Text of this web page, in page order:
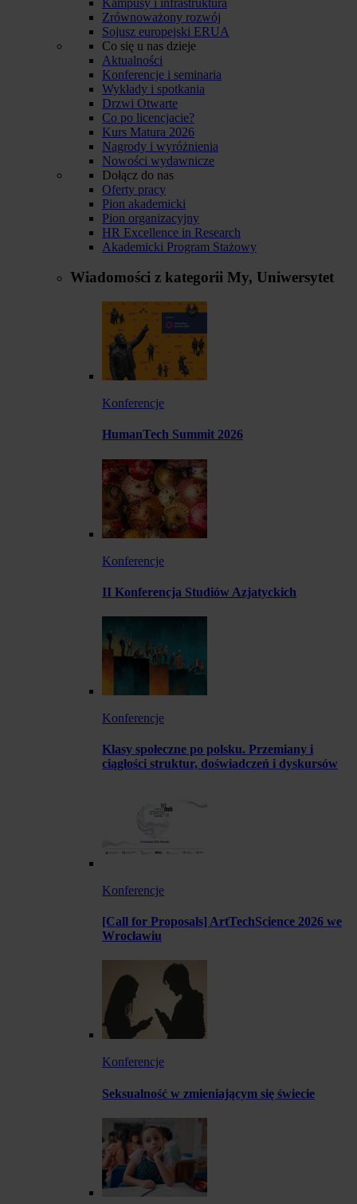
Zrównoważony rozwój
Sojusz europejski ERUA
Co się u nas dzieje
Aktualności
Konferencje i seminaria
Wykłady i spotkania
Drzwi Otwarte
Co po licencjacie?
Kurs Matura 2026
Nagrody i wyróżnienia
Nowości wydawnicze
Dołącz do nas
Oferty pracy
Pion akademicki
Pion organizacyjny
HR Excellence in Research
Akademicki Program Stażowy
Wiadomości z kategorii My, Uniwersytet
Konferencje
HumanTech Summit 2026
Konferencje
II Konferencja Studiów Azjatyckich
Konferencje
Klasy społeczne po polsku. Przemiany i
ciągłości struktur, doświadczeń i dyskursów
Konferencje
[Call for Proposals] ArtTechScience 2026 we
Wrocławiu
Konferencje
Seksualność w zmieniającym się świecie